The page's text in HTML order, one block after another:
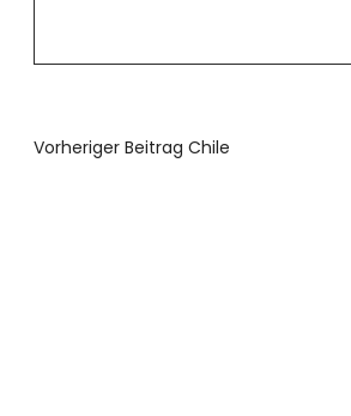
Vorheriger Beitrag Chile